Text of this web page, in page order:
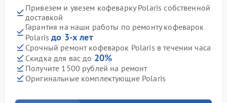
Привезем и увезем кофеварку Polaris собственной
доставкой
Гарантия на наши работы по ремонту кофеварок
Polarisдо 3-х лет
Срочный ремонт кофеварок Polaris в течении часа
Скидка для вас до 20%
Получите 1500 рублей на ремонт
Оригинальные комплектующие Polaris